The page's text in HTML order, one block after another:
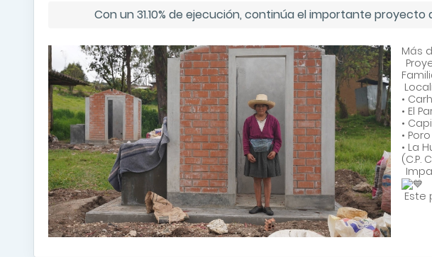
Con un 31.10% de ejecución, continúa el importante
Más
•
• El
•
•
• La
(C.P.
Este